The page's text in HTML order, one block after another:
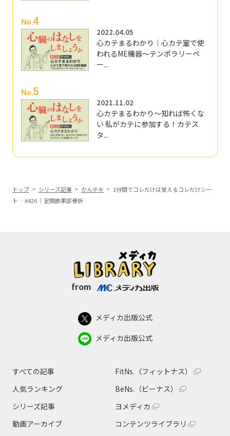
No.4
2022.04.05
心カテまるわかり｜心カテ室で使
われるME機器～テンポラリーペ
ー...
No.5
2021.11.02
心カテまるわかり～知れば怖くな
い 私がカテに参加する！カテス
タ...
トップ シリーズ記事 かんテキ
1分間でコレだけは覚えるコレだけシー
ト… #426 ｜足関節果部骨折
from
メディカ出版公式
メディカ出版公式
すべての記事
人気ランキング
シリーズ記事
動画アーカイブ
FitNs.（フィットナス）
BeNs.（ビーナス）
ヨメディカ
コンテンツライブラリ